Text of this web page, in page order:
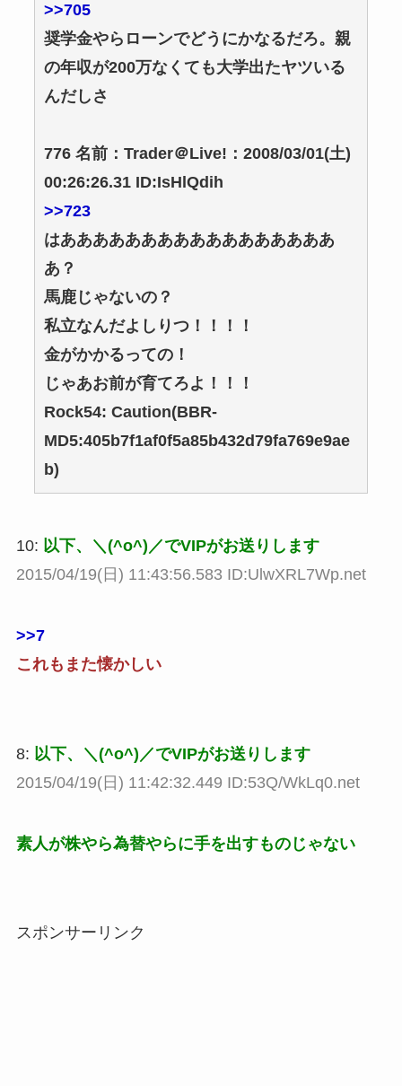
>>705
奨学金やらローンでどうにかなるだろ。親
の年収が200万なくても大学出たヤツいる
んだしさ
776 名前：Trader＠Live!：2008/03/01(土)
00:26:26.31 ID:IsHlQdih
>>723
はあああああああああああああああああ
あ？
馬鹿じゃないの？
私立なんだよしりつ！！！！
金がかかるっての！
じゃあお前が育てろよ！！！
Rock54: Caution(BBR-
MD5:405b7f1af0f5a85b432d79fa769e9ae
b)
10: 以下、＼(^o^)／でVIPがお送りします
2015/04/19(日) 11:43:56.583 ID:UlwXRL7Wp.net
>>7
これもまた懐かしい
8: 以下、＼(^o^)／でVIPがお送りします
2015/04/19(日) 11:42:32.449 ID:53Q/WkLq0.net
素人が株やら為替やらに手を出すものじゃない
スポンサーリンク